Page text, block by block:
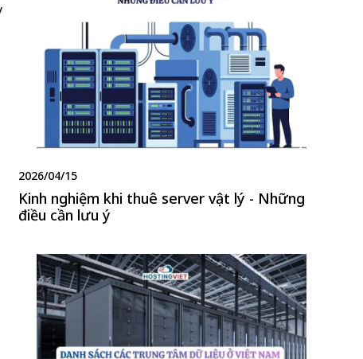
2026/04/15
Kinh nghiệm khi thuê server vật lý - Những
điều cần lưu ý